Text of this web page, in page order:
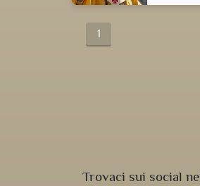
1
Trovaci sui social